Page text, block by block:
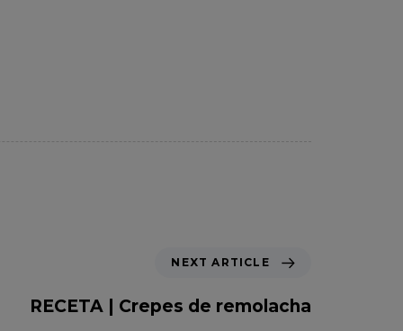
x
t
NEXT ARTICLE
RECETA | Crepes de remolacha